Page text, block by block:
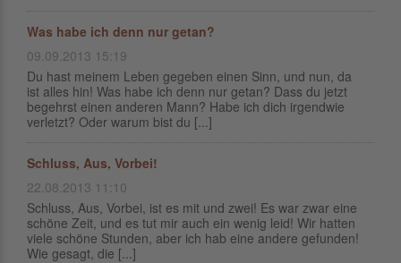
Was habe ich denn nur getan?
09.09.2013 15:19
Du hast meinem Leben gegeben einen Sinn, und nun, da
ist alles hin! Was habe ich denn nur getan? Dass du jetzt
begehrst einen anderen Mann? Habe ich dich irgendwie
verletzt? Oder warum bist du [...]
Schluss, Aus, Vorbei!
22.08.2013 11:10
Schluss, Aus, Vorbei, ist es mit und zwei! Es war zwar eine
schöne Zeit, und es tut mir auch ein wenig leid! Wir hatten
viele schöne Stunden, aber ich hab eine andere gefunden!
Wie gesagt, die [...]